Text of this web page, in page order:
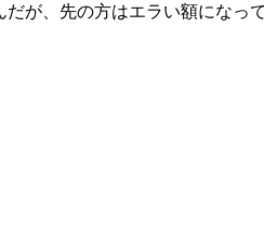
が、先の方はエラい額になっ